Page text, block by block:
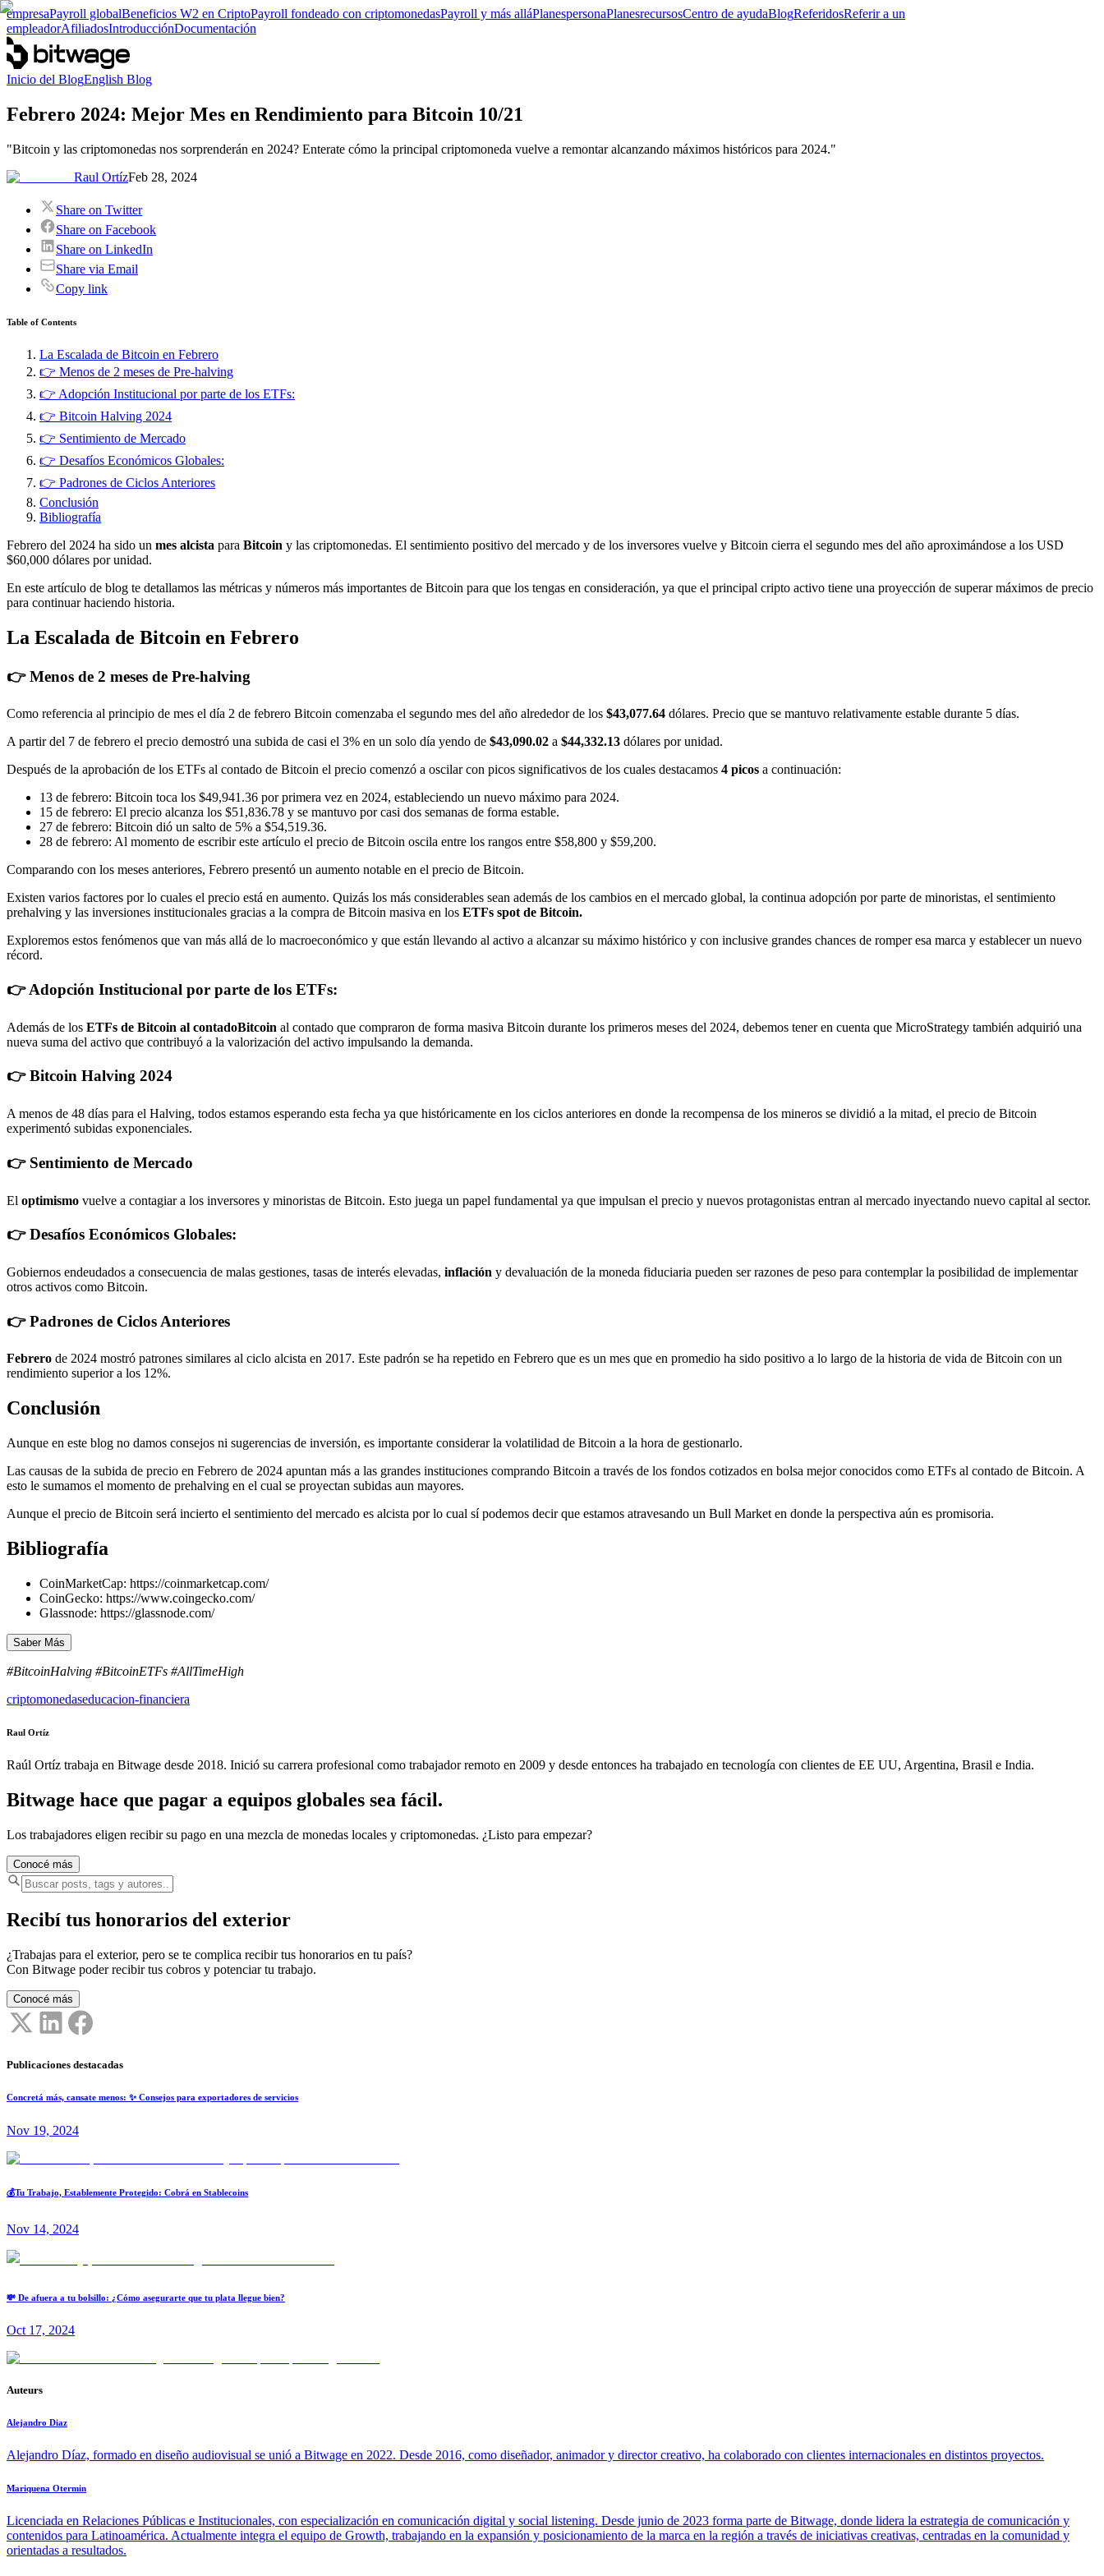
empresaPayroll globalBeneficios W2 en CriptoPayroll fondeado con criptomonedasPayroll y más alláPlanespersonaPlanesrecursosCentro de ayudaBlogReferidosReferir a un
empleadorAfiliadosIntroducciónDocumentación
Inicio del BlogEnglish Blog
Febrero 2024: Mejor Mes en Rendimiento para Bitcoin 10/21
"Bitcoin y las criptomonedas nos sorprenderán en 2024? Enterate cómo la principal criptomoneda vuelve a remontar alcanzando máximos históricos para 2024."
Raul OrtízFeb 28, 2024
Share on Twitter
Share on Facebook
Share on LinkedIn
Share via Email
Copy link
Table of Contents
La Escalada de Bitcoin en Febrero
👉 Menos de 2 meses de Pre-halving
👉 Adopción Institucional por parte de los ETFs:
👉 Bitcoin Halving 2024
👉 Sentimiento de Mercado
👉 Desafíos Económicos Globales:
👉 Padrones de Ciclos Anteriores
Conclusión
Bibliografía
Febrero del 2024 ha sido un mes alcista para Bitcoin y las criptomonedas. El sentimiento positivo del mercado y de los inversores vuelve y Bitcoin cierra el segundo mes del año aproximándose a los USD
$60,000 dólares por unidad.
En este artículo de blog te detallamos las métricas y números más importantes de Bitcoin para que los tengas en consideración, ya que el principal cripto activo tiene una proyección de superar máximos de precio
para continuar haciendo historia.
La Escalada de Bitcoin en Febrero
👉 Menos de 2 meses de Pre-halving
Como referencia al principio de mes el día 2 de febrero Bitcoin comenzaba el segundo mes del año alrededor de los $43,077.64 dólares. Precio que se mantuvo relativamente estable durante 5 días.
A partir del 7 de febrero el precio demostró una subida de casi el 3% en un solo día yendo de $43,090.02 a $44,332.13 dólares por unidad.
Después de la aprobación de los ETFs al contado de Bitcoin el precio comenzó a oscilar con picos significativos de los cuales destacamos 4 picos a continuación:
13 de febrero: Bitcoin toca los $49,941.36 por primera vez en 2024, estableciendo un nuevo máximo para 2024.
15 de febrero: El precio alcanza los $51,836.78 y se mantuvo por casi dos semanas de forma estable.
27 de febrero: Bitcoin dió un salto de 5% a $54,519.36.
28 de febrero: Al momento de escribir este artículo el precio de Bitcoin oscila entre los rangos entre $58,800 y $59,200.
Comparando con los meses anteriores, Febrero presentó un aumento notable en el precio de Bitcoin.
Existen varios factores por lo cuales el precio está en aumento. Quizás los más considerables sean además de los cambios en el mercado global, la continua adopción por parte de minoristas, el sentimiento
prehalving y las inversiones institucionales gracias a la compra de Bitcoin masiva en los ETFs spot de Bitcoin.
Exploremos estos fenómenos que van más allá de lo macroeconómico y que están llevando al activo a alcanzar su máximo histórico y con inclusive grandes chances de romper esa marca y establecer un nuevo
récord.
👉 Adopción Institucional por parte de los ETFs:
Además de los ETFs de Bitcoin al contadoBitcoin al contado que compraron de forma masiva Bitcoin durante los primeros meses del 2024, debemos tener en cuenta que MicroStrategy también adquirió una
nueva suma del activo que contribuyó a la valorización del activo impulsando la demanda.
👉 Bitcoin Halving 2024
A menos de 48 días para el Halving, todos estamos esperando esta fecha ya que históricamente en los ciclos anteriores en donde la recompensa de los mineros se dividió a la mitad, el precio de Bitcoin
experimentó subidas exponenciales.
👉 Sentimiento de Mercado
El optimismo vuelve a contagiar a los inversores y minoristas de Bitcoin. Esto juega un papel fundamental ya que impulsan el precio y nuevos protagonistas entran al mercado inyectando nuevo capital al sector.
👉 Desafíos Económicos Globales:
Gobiernos endeudados a consecuencia de malas gestiones, tasas de interés elevadas, inflación y devaluación de la moneda fiduciaria pueden ser razones de peso para contemplar la posibilidad de implementar
otros activos como Bitcoin.
👉 Padrones de Ciclos Anteriores
Febrero de 2024 mostró patrones similares al ciclo alcista en 2017. Este padrón se ha repetido en Febrero que es un mes que en promedio ha sido positivo a lo largo de la historia de vida de Bitcoin con un
rendimiento superior a los 12%.
Conclusión
Aunque en este blog no damos consejos ni sugerencias de inversión, es importante considerar la volatilidad de Bitcoin a la hora de gestionarlo.
Las causas de la subida de precio en Febrero de 2024 apuntan más a las grandes instituciones comprando Bitcoin a través de los fondos cotizados en bolsa mejor conocidos como ETFs al contado de Bitcoin. A
esto le sumamos el momento de prehalving en el cual se proyectan subidas aun mayores.
Aunque el precio de Bitcoin será incierto el sentimiento del mercado es alcista por lo cual sí podemos decir que estamos atravesando un Bull Market en donde la perspectiva aún es promisoria.
Bibliografía
CoinMarketCap: https://coinmarketcap.com/
CoinGecko: https://www.coingecko.com/
Glassnode: https://glassnode.com/
Saber Más
#BitcoinHalving #BitcoinETFs #AllTimeHigh
criptomonedaseducacion-financiera
Raul Ortíz
Raúl Ortíz trabaja en Bitwage desde 2018. Inició su carrera profesional como trabajador remoto en 2009 y desde entonces ha trabajado en tecnología con clientes de EE UU, Argentina, Brasil e India.
Bitwage hace que pagar a equipos globales sea fácil.
Los trabajadores eligen recibir su pago en una mezcla de monedas locales y criptomonedas. ¿Listo para empezar?
Conocé más
Recibí tus honorarios del exterior
¿Trabajas para el exterior, pero se te complica recibir tus honorarios en tu país?
Con Bitwage poder recibir tus cobros y potenciar tu trabajo.
Conocé más
Publicaciones destacadas
Concretá más, cansate menos: ✨ Consejos para exportadores de servicios
Nov 19, 2024
💰Tu Trabajo, Establemente Protegido: Cobrá en Stablecoins
Nov 14, 2024
💸 De afuera a tu bolsillo: ¿Cómo asegurarte que tu plata llegue bien?
Oct 17, 2024
Auteurs
Alejandro Diaz
Alejandro Díaz, formado en diseño audiovisual se unió a Bitwage en 2022. Desde 2016, como diseñador, animador y director creativo, ha colaborado con clientes internacionales en distintos proyectos.
Mariquena Otermin
Licenciada en Relaciones Públicas e Institucionales, con especialización en comunicación digital y social listening. Desde junio de 2023 forma parte de Bitwage, donde lidera la estrategia de comunicación y
contenidos para Latinoamérica. Actualmente integra el equipo de Growth, trabajando en la expansión y posicionamiento de la marca en la región a través de iniciativas creativas, centradas en la comunidad y
orientadas a resultados.